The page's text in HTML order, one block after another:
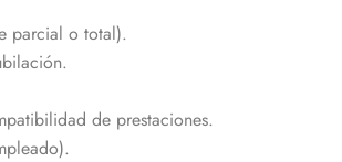
parcial o total).
de prestaciones.